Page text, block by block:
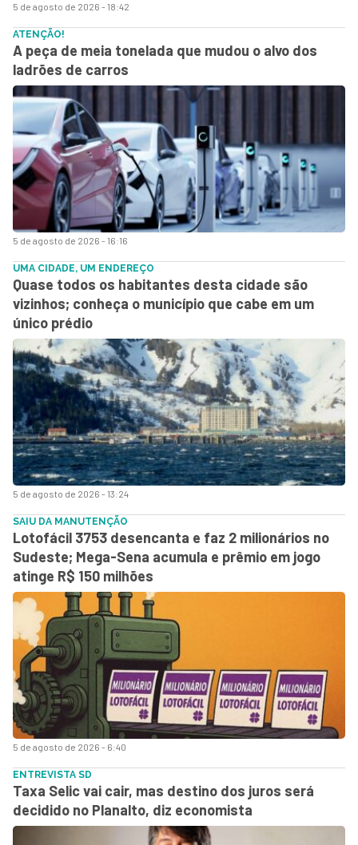
5 de agosto de 2026 - 18:42
5 de agosto de 2026 - 16:16
ATENÇÃO!
A peça de meia tonelada que mudou o alvo dos
ladrões de carros
5 de agosto de 2026 - 13:24
UMA CIDADE, UM ENDEREÇO
Quase todos os habitantes desta cidade são
vizinhos; conheça o município que cabe em um
único prédio
5 de agosto de 2026 - 6:40
SAIU DA MANUTENÇÃO
Lotofácil 3753 desencanta e faz 2 milionários no
Sudeste; Mega-Sena acumula e prêmio em jogo
atinge R$ 150 milhões
ENTREVISTA SD
Taxa Selic vai cair, mas destino dos juros será
decidido no Planalto, diz economista